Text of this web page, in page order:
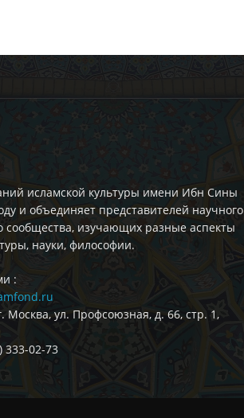
исламской культуры имени Ибн Сины
и объединяет представителей научного
сообщества, изучающих разные аспекты
науки, философии.
:
Москва, ул. Профсоюзная, д. 66, стр. 1,
333-02-73